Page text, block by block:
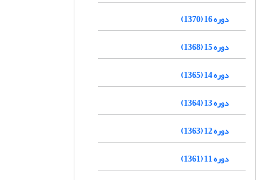
دوره 16 (1370)
دوره 15 (1368)
دوره 14 (1365)
دوره 13 (1364)
دوره 12 (1363)
دوره 11 (1361)